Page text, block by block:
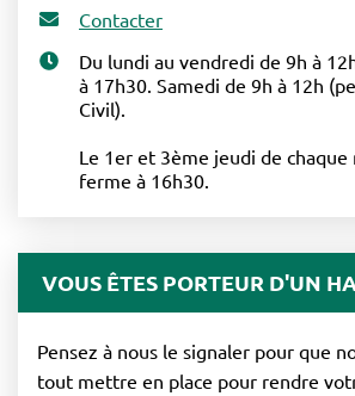
Contacter
Du lundi au vendredi de 9h à
à 17h30. Samedi de 9h à 12h
Civil).
Le 1er et 3ème jeudi de chaque
ferme à 16h30.
VOUS ÊTES PORTEUR D'UN
Pensez à nous le signaler pour que
tout mettre en place pour rendre